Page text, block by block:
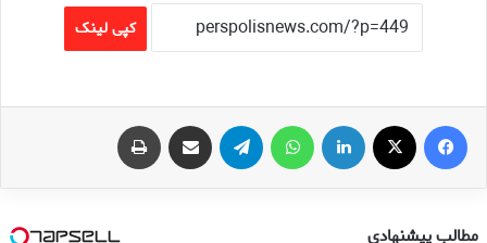
کپی لینک
فیس بوک لینکدین تلگرام اشتراک گذاری از طریق ایمیل
مطالب پیشنهادی